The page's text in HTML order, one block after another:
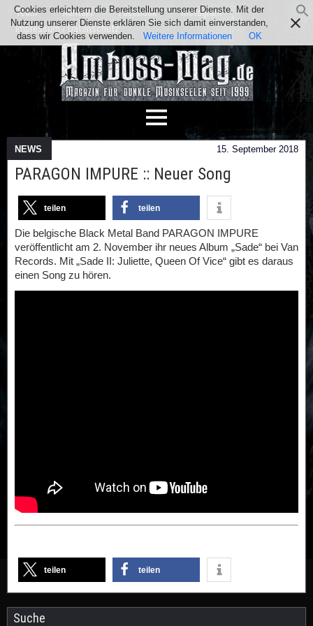
Team Kontakt Facebook
Instagram
Impressum / Datenschutz
NEWS 15. September 2018
PARAGON IMPURE :: Neuer Song
teilen teilen
Die belgische Black Metal Band PARAGON IMPURE
veröffentlicht am 2. November ihr neues Album „Sade“ bei Van
Records. Mit „Sade II: Juliette, Queen Of Vice“ gibt es daraus
einen Song zu hören.
teilen teilen
Suche
Cookies erleichtern die Bereitstellung unserer Dienste. Mit der
Nutzung unserer Dienste erklären Sie sich damit einverstanden,
dass wir Cookies verwenden.
Weitere Informationen OK